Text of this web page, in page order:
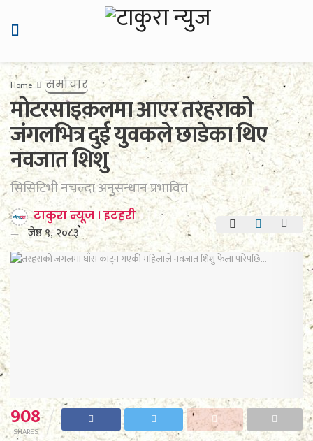
Home समाचार
मोटरसाइकलमा आएर तरहराको
जंगलभित्र दुई युवकले छाडेका थिए
नवजात शिशु
सिसिटिभी नचल्दा अनुसन्धान प्रभावित
टाकुरा न्यूज । इटहरी
जेष्ठ ९, २०८३
908
SHARES